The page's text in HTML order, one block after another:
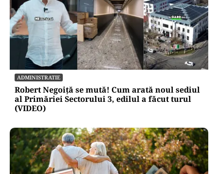
ADMINISTRATIE
Robert Negoiță se mută! Cum arată noul sediul
al Primăriei Sectorului 3, edilul a făcut turul
(VIDEO)